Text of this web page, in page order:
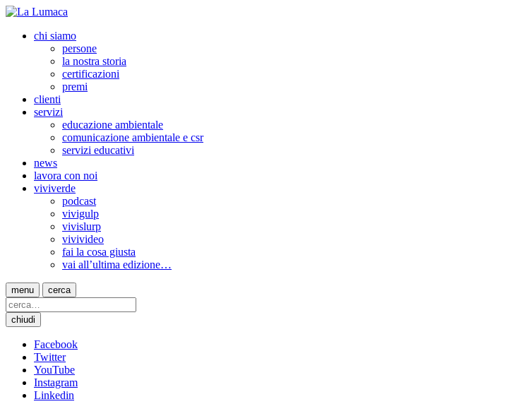
chi siamo
persone
la nostra storia
certificazioni
premi
clienti
servizi
educazione ambientale
comunicazione ambientale e csr
servizi educativi
news
lavora con noi
viviverde
podcast
vivigulp
vivislurp
vivivideo
fai la cosa giusta
vai all’ultima edizione…
menu cerca
chiudi
Facebook
Twitter
YouTube
Instagram
Linkedin